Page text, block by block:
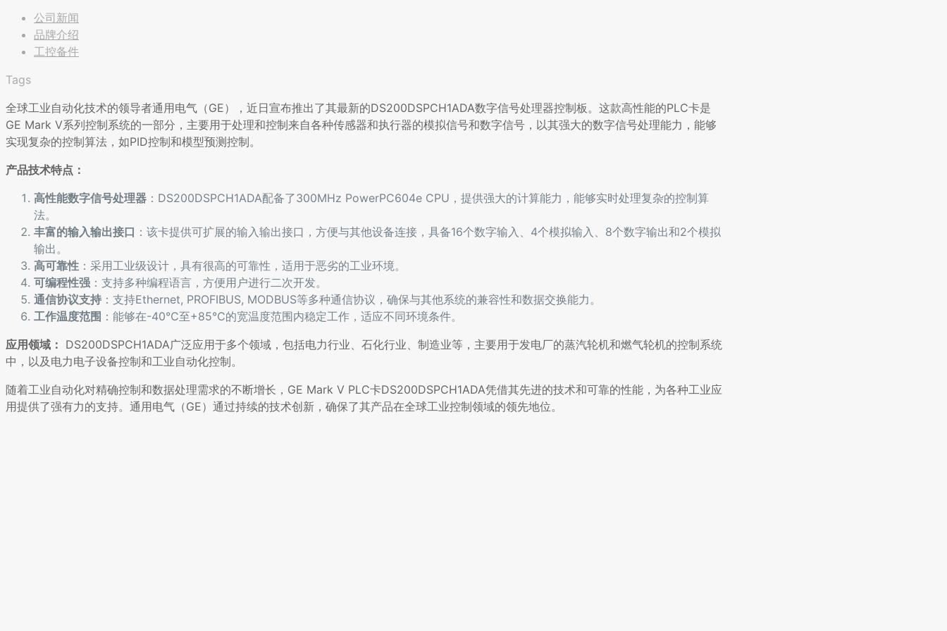
公司新闻
品牌介绍
工控备件
Tags
全球工业自动化技术的领导者通用电气（GE），近日宣布推出了其最新的DS200DSPCH1ADA数字信号处理器控制板。这款高性能的PLC卡是
GE Mark V系列控制系统的一部分，主要用于处理和控制来自各种传感器和执行器的模拟信号和数字信号，以其强大的数字信号处理能力，能够
实现复杂的控制算法，如PID控制和模型预测控制。
产品技术特点：
高性能数字信号处理器 ：DS200DSPCH1ADA配备了300MHz PowerPC604e CPU，提供强大的计算能力，能够实时处理复杂的控制算
法。
丰富的输入输出接口 ：该卡提供可扩展的输入输出接口，方便与其他设备连接，具备16个数字输入、4个模拟输入、8个数字输出和2个模拟
输出。
高可靠性 ：采用工业级设计，具有很高的可靠性，适用于恶劣的工业环境。
可编程性强 ：支持多种编程语言，方便用户进行二次开发。
通信协议支持 ：支持Ethernet, PROFIBUS, MODBUS等多种通信协议，确保与其他系统的兼容性和数据交换能力。
工作温度范围 ：能够在-40℃至+85℃的宽温度范围内稳定工作，适应不同环境条件。
应用领域： DS200DSPCH1ADA广泛应用于多个领域，包括电力行业、石化行业、制造业等，主要用于发电厂的蒸汽轮机和燃气轮机的控制系统
中，以及电力电子设备控制和工业自动化控制。
随着工业自动化对精确控制和数据处理需求的不断增长，GE Mark V PLC卡DS200DSPCH1ADA凭借其先进的技术和可靠的性能，为各种工业应
用提供了强有力的支持。通用电气（GE）通过持续的技术创新，确保了其产品在全球工业控制领域的领先地位。